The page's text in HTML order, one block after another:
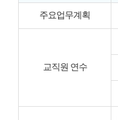
주요업무계획
교직원 연수